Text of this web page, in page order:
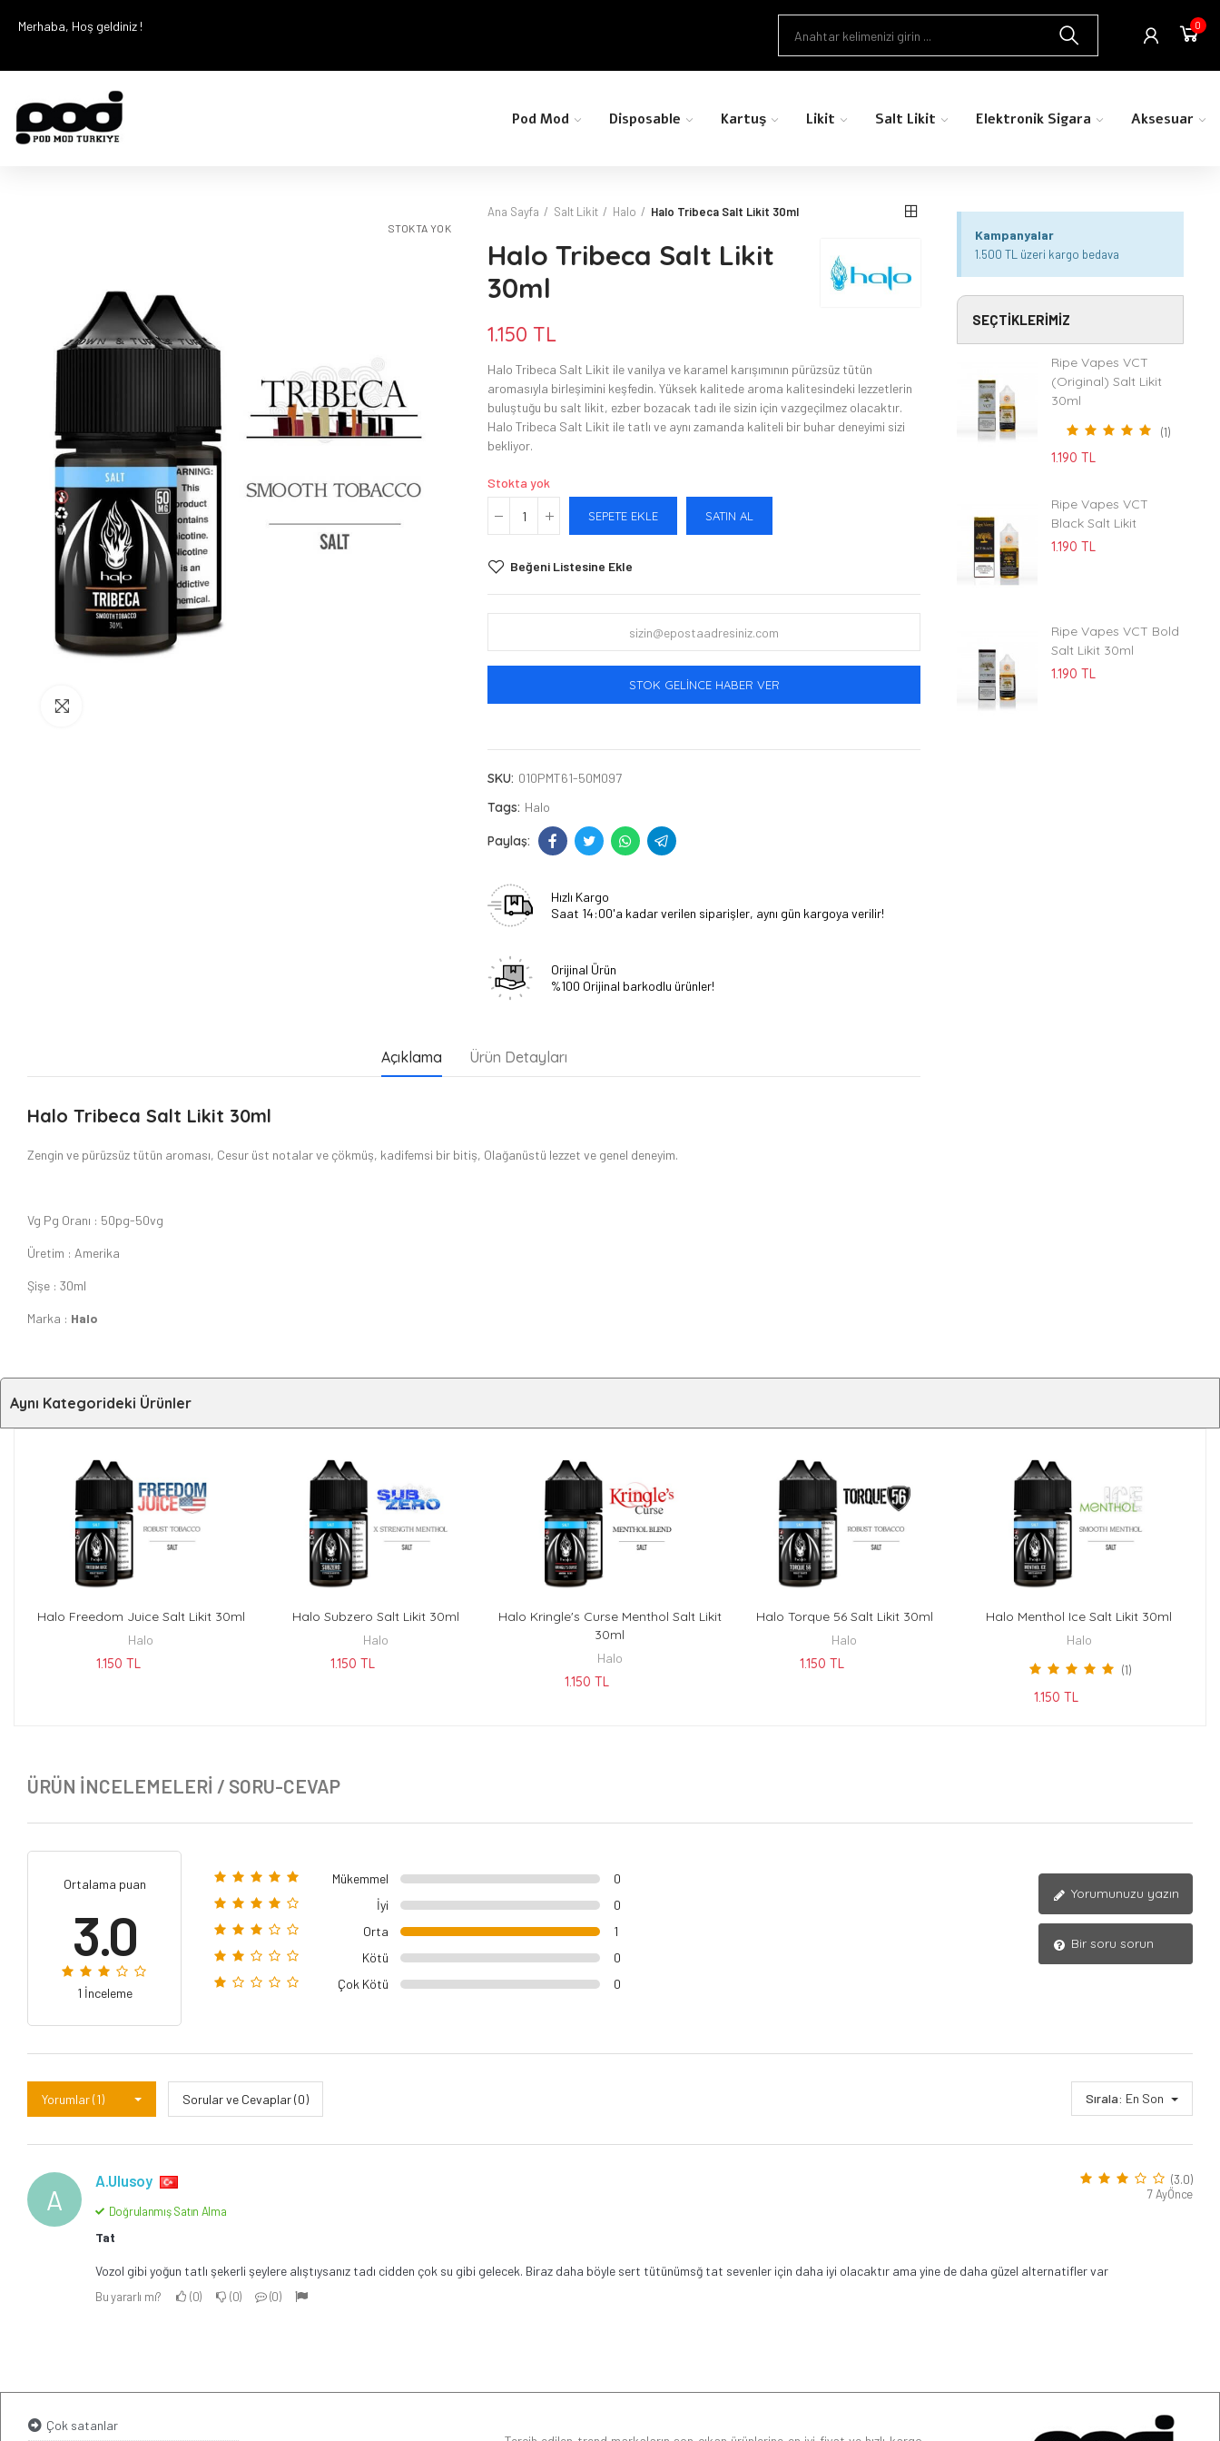
Merhaba, Hoş geldiniz ! 0
Pod Mod Disposable Kartuş Likit Salt Likit Elektronik Sigara Aksesuar
STOKTA YOK
Ana Sayfa Salt Likit Halo Halo Tribeca Salt Likit 30ml
Halo Tribeca Salt Likit
30ml
1.150 TL
Halo Tribeca Salt Likit ile vanilya ve karamel karışımının pürüzsüz tütün
aromasıyla birleşimini keşfedin. Yüksek kalitede aroma kalitesindeki lezzetlerin
buluştuğu bu salt likit, ezber bozacak tadı ile sizin için vazgeçilmez olacaktır.
Halo Tribeca Salt Likit ile tatlı ve aynı zamanda kaliteli bir buhar deneyimi sizi
bekliyor.
Stokta yok
SEPETE EKLE SATIN AL
Beğeni Listesine Ekle
STOK GELINCE HABER VER
SKU: 010PMT61-50M097
Tags: Halo
Hızlı Kargo
Saat 14:00'a kadar verilen siparişler, aynı gün kargoya verilir!
Orijinal Ürün
%100 Orijinal barkodlu ürünler!
Açıklama Ürün Detayları
Halo Tribeca Salt Likit 30ml
Zengin ve pürüzsüz tütün aroması, Cesur üst notalar ve çökmüş, kadifemsi bir bitiş, Olağanüstü lezzet ve genel deneyim.
Vg Pg Oranı : 50pg-50vg
Üretim : Amerika
Şişe : 30ml
Marka : Halo
Kampanyalar
1.500 TL üzeri kargo bedava
SEÇTIKLERIMIZ
Ripe Vapes VCT
(Original) Salt Likit
30ml
(1)
1.190 TL
Ripe Vapes VCT
Black Salt Likit
1.190 TL
Ripe Vapes VCT Bold
Salt Likit 30ml
1.190 TL
Aynı Kategorideki Ürünler
SEPETE EKLE
Halo Freedom Juice Salt Likit 30ml
Halo
1.150 TL
SEPETE EKLE
Halo Subzero Salt Likit 30ml
Halo
1.150 TL
SEPETE EKLE
Halo Kringle's Curse Menthol Salt Likit
30ml
Halo
1.150 TL
SEPETE EKLE
Halo Torque 56 Salt Likit 30ml
Halo
1.150 TL
SEPETE EKLE
Halo Menthol Ice Salt Likit 30ml
Halo
(1)
1.150 TL
ÜRÜN İNCELEMELERI / SORU-CEVAP
Ortalama puan
3.0
1 İnceleme
Mükemmel
0
İyi
0
Orta
1
Kötü
0
Çok Kötü
0
Yorumunuzu yazın
Bir soru sorun
Yorumlar (1) Sorular ve Cevaplar (0) Sırala: En Son
A
A.Ulusoy
Doğrulanmış Satın Alma
(3.0)
7 AyÖnce
Tat
Vozol gibi yoğun tatlı şekerli şeylere alıştıysanız tadı cidden çok su gibi gelecek. Biraz daha böyle sert tütünümsğ tat sevenler için daha iyi olacaktır ama yine de daha güzel alternatifler var
Bu yararlı mı? 0 0 0
Çok satanlar